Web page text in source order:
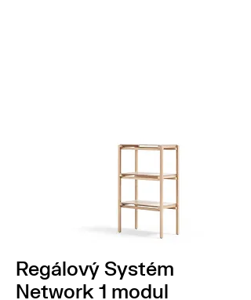
Regálový Systém
Network 1 modul